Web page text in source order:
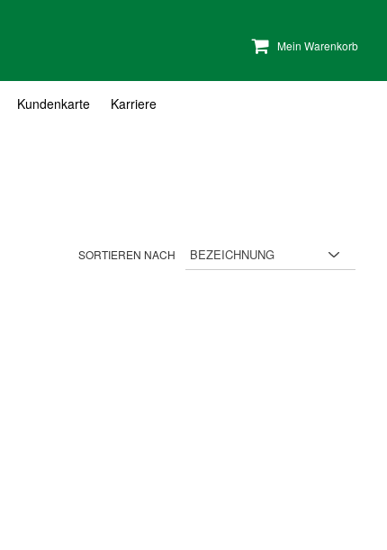
Mein Warenkorb
Kundenkarte Karriere
SORTIEREN NACH